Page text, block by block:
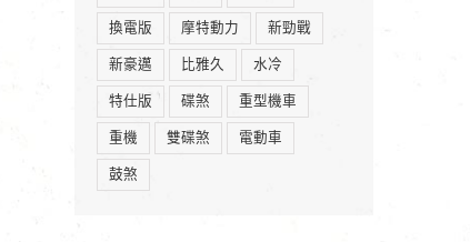
換電版 摩特動力 新勁戰
新豪邁 比雅久 水冷
特仕版 碟煞 重型機車
重機 雙碟煞 電動車
鼓煞